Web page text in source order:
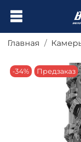
Главная
-34% Предзаказ